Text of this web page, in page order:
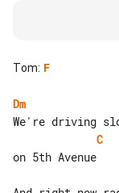
Tom: F
Dm
C